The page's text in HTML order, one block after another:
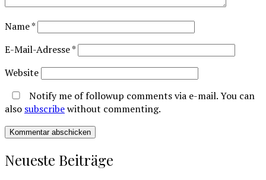
Name*
E-Mail-Adresse*
Website
Notify me of followup comments via e-mail. You can
also subscribewithout commenting.
Neueste Beiträge